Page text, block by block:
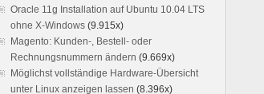
Oracle 11g Installation auf Ubuntu 10.04 LTS
ohne X-Windows (9.915x)
Magento: Kunden-, Bestell- oder
Rechnungsnummern ändern (9.669x)
Möglichst vollständige Hardware-Übersicht
unter Linux anzeigen lassen (8.396x)